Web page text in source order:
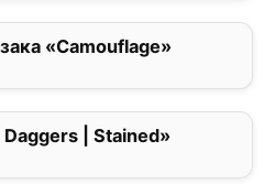
«Camouflage»
Daggers | Stained»